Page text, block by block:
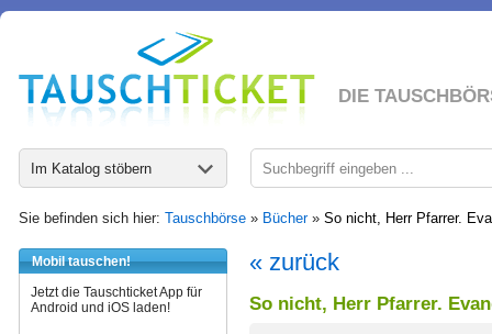
DIE
Im Katalog stöbern
Sie befinden sich hier: Tauschbörse » Bücher» So nicht, Herr Pfarrer.
Mobil tauschen!
Jetzt die Tauschticket App für
Android und iOS laden!
« zurück
So nicht, Herr Pfarrer.